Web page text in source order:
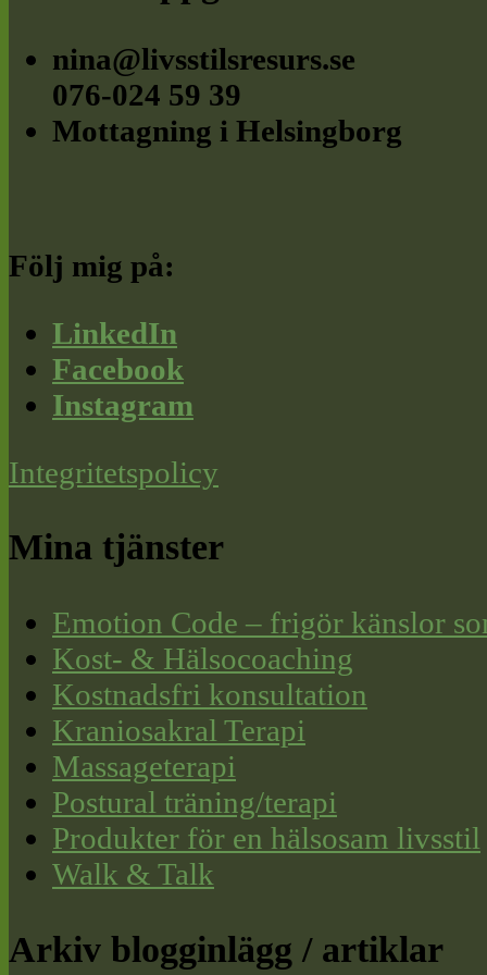
nina@livsstilsresurs.se
076-024 59 39
Mottagning i Helsingborg
Följ mig på:
LinkedIn
Facebook
Instagram
Integritetspolicy
Mina tjänster
Emotion Code – frigör känslor
Kost- & Hälsocoaching
Kostnadsfri konsultation
Kraniosakral Terapi
Massageterapi
Postural träning/terapi
Produkter för en hälsosam livsstil
Walk & Talk
Arkiv blogginlägg / artiklar